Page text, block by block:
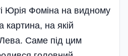
Юрія Фоміна на видному
картина, на якій
Саме під цим